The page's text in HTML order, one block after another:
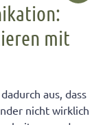
mit
aus, dass
nicht wirklich